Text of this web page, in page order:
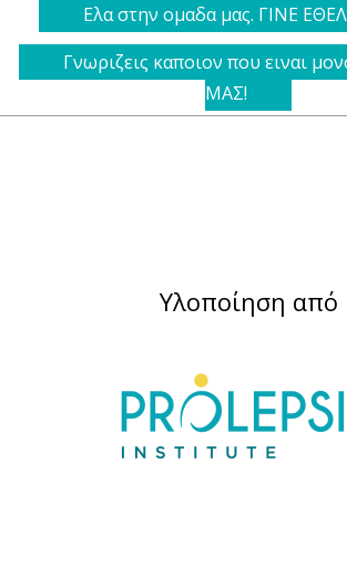
Ελα στην ομαδα μας. ΓΙΝΕ
Γνωριζεις καποιον που ειναι
ΜΑΣ!
Υλοποίηση από